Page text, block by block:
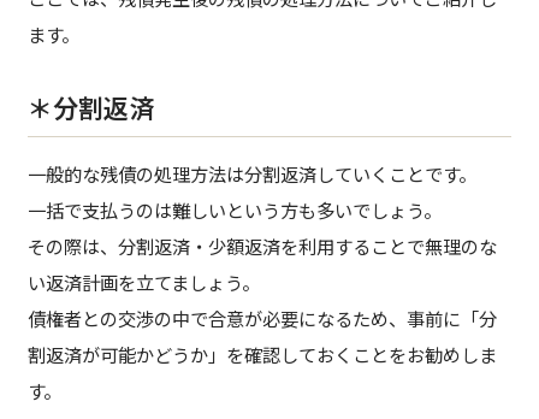
ます。
＊分割返済
一般的な残債の処理方法は分割返済していくことです。
一括で支払うのは難しいという方も多いでしょう。
その際は、分割返済・少額返済を利用することで無理のな
い返済計画を立てましょう。
債権者との交渉の中で合意が必要になるため、事前に「分
割返済が可能かどうか」を確認しておくことをお勧めしま
す。